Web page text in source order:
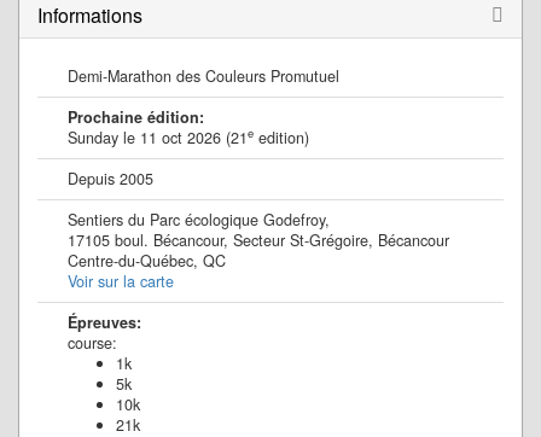
Informations
Demi-Marathon des Couleurs Promutuel
Prochaine édition:
Sunday le 11 oct 2026 (21e edition)
Depuis 2005
Sentiers du Parc écologique Godefroy,
17105 boul. Bécancour, Secteur St-Grégoire, Bécancour
Centre-du-Québec, QC
Voir sur la carte
Épreuves:
course:
1k
5k
10k
21k